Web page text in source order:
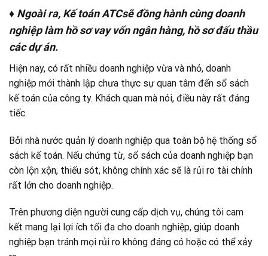
♦ Ngoài ra, Kế toán ATCsẽ đồng hành cùng doanh
nghiệp làm hồ sơ vay vốn ngân hàng, hồ sơ đấu thầu
các dự án.
Hiện nay, có rất nhiều doanh nghiệp vừa và nhỏ, doanh
nghiệp mới thành lập chưa thực sự quan tâm đến sổ sách
kế toán của công ty. Khách quan mà nói, điều này rất đáng
tiếc.
Bởi nhà nước quản lý doanh nghiệp qua toàn bộ hệ thống sổ
sách kế toán. Nếu chứng từ, sổ sách của doanh nghiệp bạn
còn lộn xộn, thiếu sót, không chính xác sẽ là rủi ro tài chính
rất lớn cho doanh nghiệp.
Trên phương diện người cung cấp dịch vụ, chúng tôi cam
kết mang lại lợi ích tối đa cho doanh nghiệp, giúp doanh
nghiệp bạn tránh mọi rủi ro không đáng có hoặc có thể xảy